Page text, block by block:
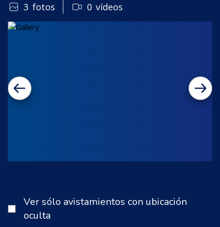
3 fotos 0 vídeos
Ver sólo avistamientos con ubicación
oculta